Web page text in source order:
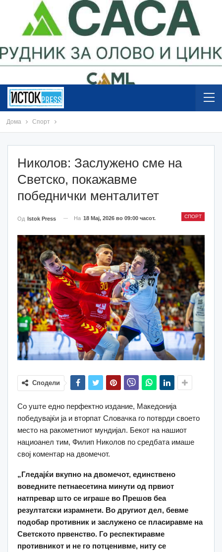
Дома Спорт
Николов: Заслужено сме на
Светско, покажавме
победнички менталитет
СПОРТ
Од Istok Press На 18 Мај, 2026 во 09:00 часот.
Сподели
Со уште едно перфектно издание, Македонија
победувајќи ја и вторпат Словачка го потврди своето
место на ракометниот мундијал. Бекот на нашиот
нациоанел тим, Филип Николов по средбата имаше
свој коментар на двомечот.
„Гледајќи вкупно на двомечот, единствено
воведните петнаесетина минути од првиот
натпревар што се играше во Прешов беа
резултатски израмнети. Во другиот дел, бевме
подобар противник и заслужено се пласиравме на
Светското првенство. Го респектиравме
противникот и не го потценивме, ниту се